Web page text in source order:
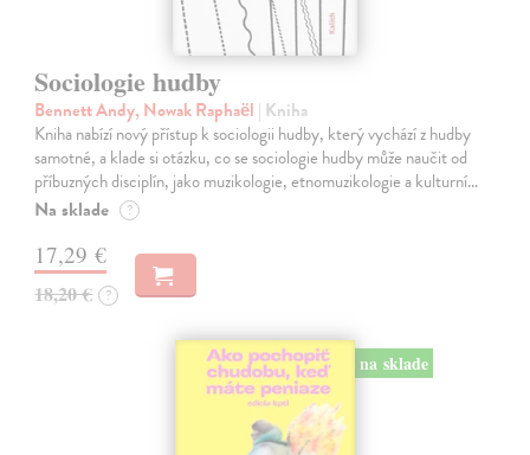
Sociologie hudby
Bennett Andy, Nowak Raphaël | Kniha
Kniha nabízí nový přístup k sociologii hudby, který vychází z hudby
samotné, a klade si otázku, co se sociologie hudby může naučit od
příbuzných disciplín, jako muzikologie, etnomuzikologie a kulturní…
Na sklade ?
17,29 €
18,20 € ?
na sklade